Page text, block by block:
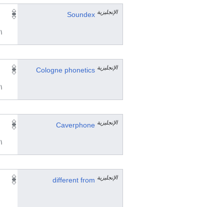
Soundex الإنجليزية
١ مراجع
Cologne phonetics الإنجليزية
١ مراجع
Caverphone الإنجليزية
١ مراجع
different from الإنجليزية